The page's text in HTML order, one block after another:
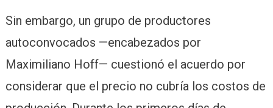
Sin embargo, un grupo de productores
autoconvocados —encabezados por
Maximiliano Hoff— cuestionó el acuerdo por
considerar que el precio no cubría los costos de